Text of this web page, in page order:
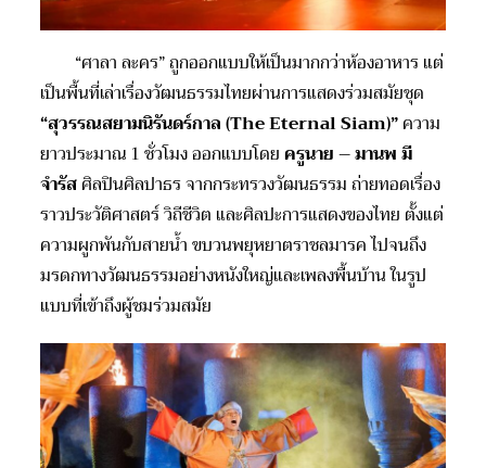
“ศาลา ละคร” ถูกออกแบบให้เป็นมากกว่าห้องอาหาร แต่
เป็นพื้นที่เล่าเรื่องวัฒนธรรมไทยผ่านการแสดงร่วมสมัยชุด
“สุวรรณสยามนิรันดร์กาล (The Eternal Siam)”ความ
ยาวประมาณ 1 ชั่วโมง ออกแบบโดยครูนาย – มานพ มี
จำรัสศิลปินศิลปาธร จากกระทรวงวัฒนธรรม ถ่ายทอดเรื่อง
ราวประวัติศาสตร์ วิถีชีวิต และศิลปะการแสดงของไทย ตั้งแต่
ความผูกพันกับสายน้ำ ขบวนพยุหยาตราชลมารค ไปจนถึง
มรดกทางวัฒนธรรมอย่างหนังใหญ่และเพลงพื้นบ้าน ในรูป
แบบที่เข้าถึงผู้ชมร่วมสมัย